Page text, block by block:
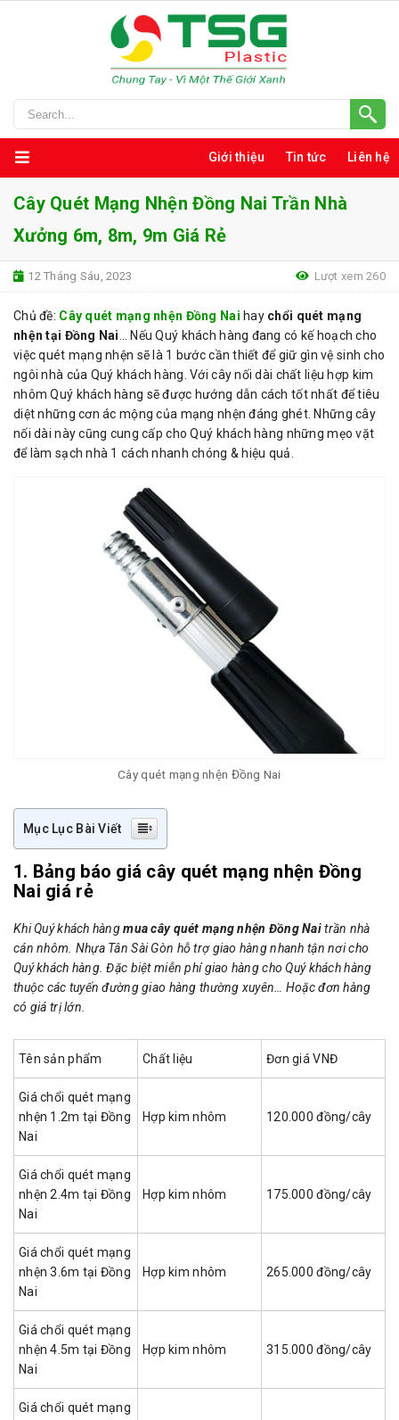
Giới thiệu Tin tức Liên hệ
Cây Quét Mạng Nhện Đồng Nai Trần Nhà
Xưởng 6m, 8m, 9m Giá Rẻ
12 Tháng Sáu, 2023 Lượt xem 260
Chủ đề: Cây quét mạng nhện Đồng Nai hay chổi quét mạng
nhện tại Đồng Nai
… Nếu Quý khách hàng đang có kế hoạch cho
việc quét mạng nhện sẽ là 1 bước cần thiết để giữ gìn vệ sinh cho
ngôi nhà của Quý khách hàng. Với cây nối dài chất liệu hợp kim
nhôm Quý khách hàng sẽ được hướng dẫn cách tốt nhất để tiêu
diệt những cơn ác mộng của mạng nhện đáng ghét. Những cây
nối dài này cũng cung cấp cho Quý khách hàng những mẹo vặt
để làm sạch nhà 1 cách nhanh chóng & hiệu quả.
Cây quét mạng nhện Đồng Nai
Mục Lục Bài Viết
1. Bảng báo giá cây quét mạng nhện Đồng
Nai giá rẻ
Khi Quý khách hàngmua cây quét mạng nhện Đồng Naitrần nhà
cán nhôm. Nhựa Tân Sài Gòn hỗ trợ giao hàng nhanh tận nơi cho
Quý khách hàng. Đặc biệt miễn phí giao hàng cho Quý khách hàng
thuộc các tuyến đường giao hàng thường xuyên… Hoặc đơn hàng
có giá trị lớn.
Tên sản phẩm Chất liệu Đơn giá VNĐ
Giá chổi quét mạng
nhện 1.2m tại Đồng
Nai
Hợp kim nhôm 120.000 đồng/cây
Giá chổi quét mạng
nhện 2.4m tại Đồng
Nai
Hợp kim nhôm 175.000 đồng/cây
Giá chổi quét mạng
nhện 3.6m tại Đồng
Nai
Hợp kim nhôm 265.000 đồng/cây
Giá chổi quét mạng
nhện 4.5m tại Đồng
Nai
Hợp kim nhôm 315.000 đồng/cây
Giá chổi quét mạng